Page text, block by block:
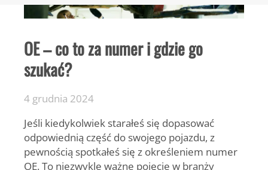
OE – co to za numer i gdzie go
szukać?
4 grudnia 2024
Jeśli kiedykolwiek starałeś się dopasować
odpowiednią część do swojego pojazdu, z
pewnością spotkałeś się z określeniem numer
OE. To niezwykle ważne pojęcie w branży